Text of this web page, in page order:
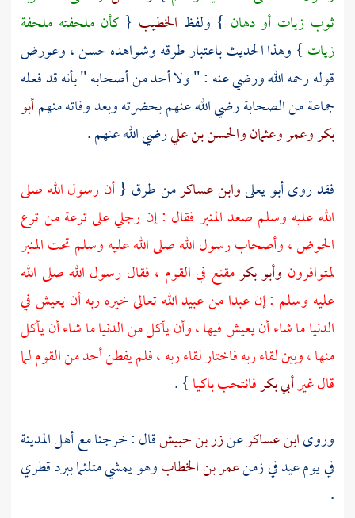
ثوب زيات أو دهان } ولفظ الخطيب {كأن ملحفته ملحفة
زيات } وهذا الحديث باعتبار طرقه وشواهده حسن ، وعورض
قوله رحمه الله ورضي عنه : " ولا أحد من أصحابه " بأنه قد فعله
جماعة من الصحابة رضي الله عنهم بحضرته وبعد وفاته منهمأبو
بكروعمروعثمانوالحسن بن عليرضي الله عنهم .
فقد روىأبو يعلىوابن عساكرمن طرق {أن رسول الله صلى
الله عليه وسلم صعد المنبر فقال : إن رجلي على ترعة من ترع
الحوض ، وأصحاب رسول الله صلى الله عليه وسلم تحت المنبر
لمتوافرون وأبو بكرمقنع في القوم ، فقال رسول الله صلى الله
عليه وسلم : إن عبدا من عبيد الله تعالى خيره ربه أن يعيش في
الدنيا ما شاء أن يعيش فيها ، وأن يأكل من الدنيا ما شاء أن يأكل
منها ، وبين لقاء ربه فاختار لقاء ربه ، فلم يفطن أحد من القوم لما
قال غيرأبي بكرفانتحب باكيا} .
وروىابن عساكرعنزر بن حبيشقال : خرجنا مع أهلالمدينة
في يوم عيد في زمنعمر بن الخطابوهو يمشي متلثما ببرد قطري
.